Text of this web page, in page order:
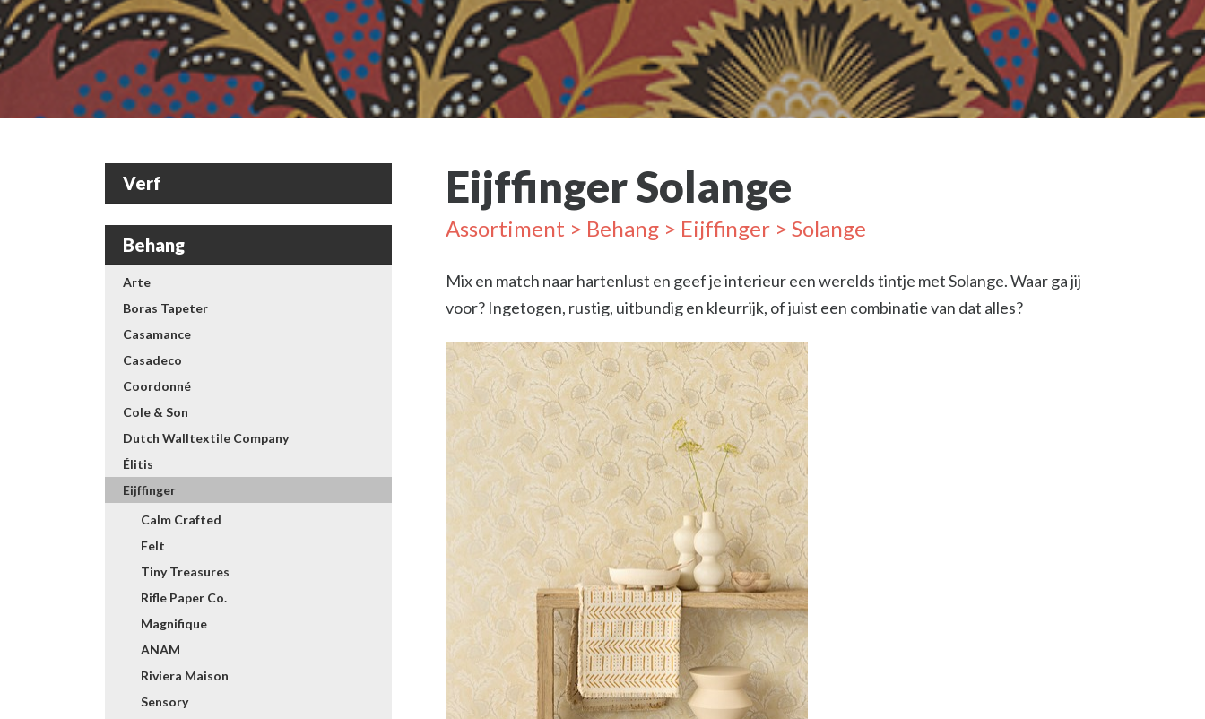
Verf
Behang
Arte
Boras Tapeter
Casamance
Casadeco
Coordonné
Cole & Son
Dutch Walltextile Company
Élitis
Eijffinger
Calm Crafted
Felt
Tiny Treasures
Rifle Paper Co.
Magnifique
ANAM
Riviera Maison
Sensory
Eijffinger Solange
Assortiment > Behang > Eijffinger > Solange
Mix en match naar hartenlust en geef je interieur een werelds tintje met Solange. Waar ga jij
voor? Ingetogen, rustig, uitbundig en kleurrijk, of juist een combinatie van dat alles?